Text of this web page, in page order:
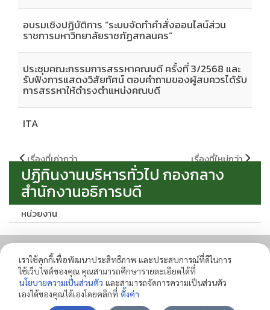
อบรมเชิงปฏิบัติการ “ระบบจัดทำคำสั่งออนไลน์ส่วน
ราชการมหาวิทยาลัยราชภัฏสกลนคร”
ประชุมคณะกรรมการสรรหาคณบดี ครั้งที่ 3/2568 และ
รับฟังการแสดงวิสัยทัศน์ ตอบคำถามของผู้สมควรได้รับ
การสรรหาให้ดำรงตำแหน่งคณบดี
ITA
แนะแนว
เรื่อง
เรื่องที่เก่ากว่า เรื่องที่ใหม่กว่า
ปฏิทินงานบริหารทั่วไป กองกลาง
สำนักงานอธิการบดี
หน่วยงาน
ติดต่อ
งานบริหารทั่วไป กองกลาง สำนักงานอธิการบดี มหาวิทยาลัยราชภัฏ
สกลนคร เลขที่ 680 ถนนนิตโย ต. ธาตุเชิงชุม อำเภอเมือง จังหวัดสกลนคร
47000 โทรศัพท์ โทรสาร 042-970022
เราใช้คุกกี้เพื่อพัฒนาประสิทธิภาพ และประสบการณ์ที่ดีในการ
ใช้เว็บไซต์ของคุณ คุณสามารถศึกษารายละเอียดได้ที่
นโยบายความเป็นส่วนตัว และสามารถจัดการความเป็นส่วนตัว
เองได้ของคุณได้เองโดยคลิกที่ ตั้งค่า